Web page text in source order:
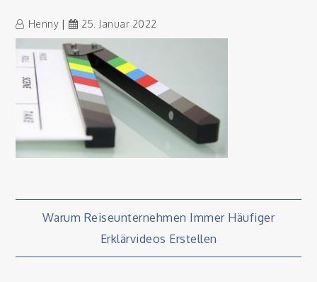
Henny 25. Januar 2022
Beitragsnavigation
Warum Reiseunternehmen Immer Häufiger
Erklärvideos Erstellen